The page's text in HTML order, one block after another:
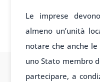
Le imprese
almeno un’unità
notare che anche
uno Stato membro
partecipare, a